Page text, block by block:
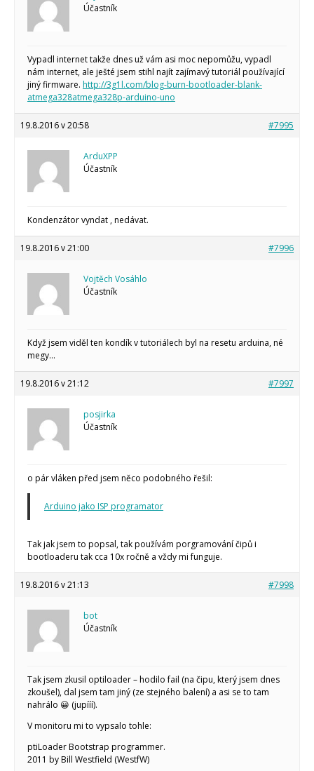
Účastník
Vypadl internet takže dnes už vám asi moc nepomůžu, vypadl
nám internet, ale ješté jsem stihl najít zajímavý tutoriál používající
jiný firmware. http://3g1l.com/blog-burn-bootloader-blank-
atmega328atmega328p-arduino-uno
19.8.2016 v 20:58 #7995
ArduXPP
Účastník
Kondenzátor vyndat , nedávat.
19.8.2016 v 21:00 #7996
Vojtěch Vosáhlo
Účastník
Když jsem viděl ten kondík v tutoriálech byl na resetu arduina, né
megy…
19.8.2016 v 21:12 #7997
posjirka
Účastník
o pár vláken před jsem něco podobného řešil:
Arduino jako ISP programator
Tak jak jsem to popsal, tak používám porgramování čipů i
bootloaderu tak cca 10x ročně a vždy mi funguje.
19.8.2016 v 21:13 #7998
bot
Účastník
Tak jsem zkusil optiloader – hodilo fail (na čipu, který jsem dnes
zkoušel), dal jsem tam jiný (ze stejného balení) a asi se to tam
nahrálo 😀 (jupííí).
V monitoru mi to vypsalo tohle:
ptiLoader Bootstrap programmer.
2011 by Bill Westfield (WestfW)